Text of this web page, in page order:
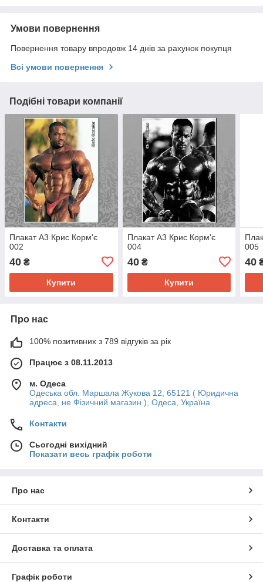
Умови повернення
Повернення товару впродовж 14 днів за рахунок покупця
Всі умови повернення
Подібні товари компанії
Плакат А3 Крис Корм'є
002
40 ₴
Купити
Плакат А3 Крис Корм'є
004
40₴
Купити
005
40
Про нас
100% позитивних з 789 відгуків за рік
Працює з 08.11.2013
м. Одеса
Одеська обл. Маршала Жукова 12, 65121 ( Юридична
адреса, не Фізичний магазин ), Одеса, Україна
Контакти
Сьогодні вихідний
Показати весь графік роботи
Про нас
Контакти
Доставка та оплата
Графік роботи